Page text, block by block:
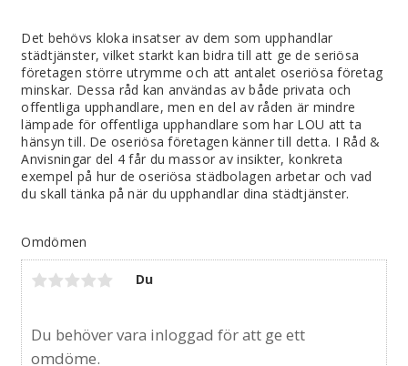
Det behövs kloka insatser av dem som upphandlar
städtjänster, vilket starkt kan bidra till att ge de seriösa
företagen större utrymme och att antalet oseriösa företag
minskar. Dessa råd kan användas av både privata och
offentliga upphandlare, men en del av råden är mindre
lämpade för offentliga upphandlare som har LOU att ta
hänsyn till. De oseriösa företagen känner till detta. I Råd &
Anvisningar del 4 får du massor av insikter, konkreta
exempel på hur de oseriösa städbolagen arbetar och vad
du skall tänka på när du upphandlar dina städtjänster.
Omdömen
Du